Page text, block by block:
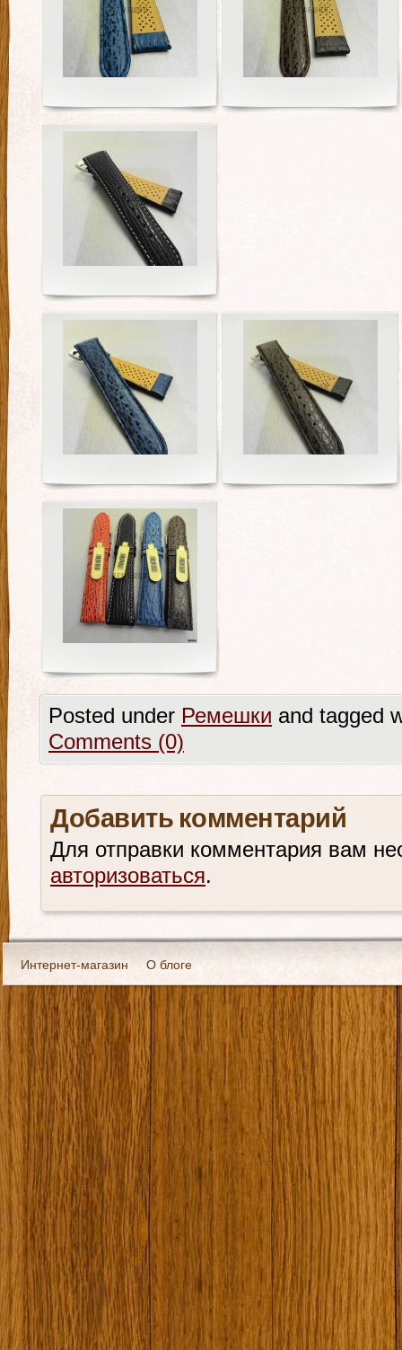
Posted under Ремешки and tagged
Comments (0)
Добавить комментарий
Для отправки комментария вам
авторизоваться.
Интернет-магазин О блоге